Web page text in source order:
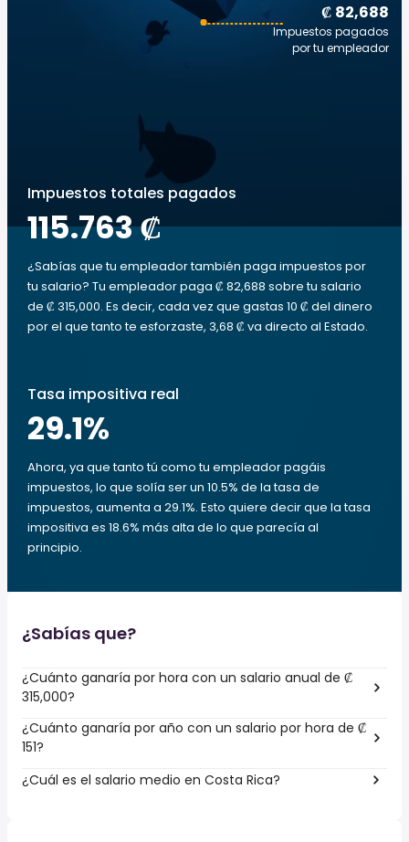
₡ 82,688
Impuestos pagados
por tu empleador
Impuestos totales pagados
115.763 ₡
¿Sabías que tu empleador también paga impuestos por
tu salario? Tu empleador paga ₡ 82,688 sobre tu salario
de ₡ 315,000. Es decir, cada vez que gastas 10 ₡ del dinero
por el que tanto te esforzaste, 3,68 ₡ va directo al Estado.
Tasa impositiva real
29.1%
Ahora, ya que tanto tú como tu empleador pagáis
impuestos, lo que solía ser un 10.5% de la tasa de
impuestos, aumenta a 29.1%. Esto quiere decir que la tasa
impositiva es 18.6% más alta de lo que parecía al
principio.
¿Sabías que?
¿Cuánto ganaría por hora con un salario anual de ₡
315,000?
¿Cuánto ganaría por año con un salario por hora de ₡
151?
¿Cuál es el salario medio en Costa Rica?